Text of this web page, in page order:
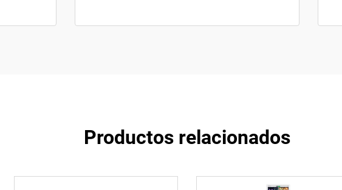
Productos relacionados